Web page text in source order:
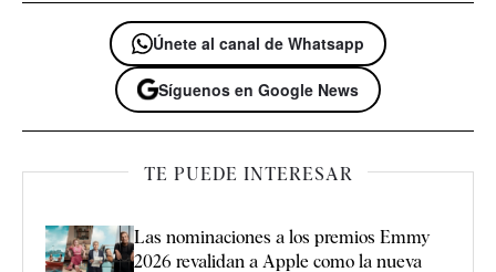
Únete al canal de Whatsapp
Síguenos en Google News
TE PUEDE INTERESAR
Las nominaciones a los premios Emmy
2026 revalidan a Apple como la nueva